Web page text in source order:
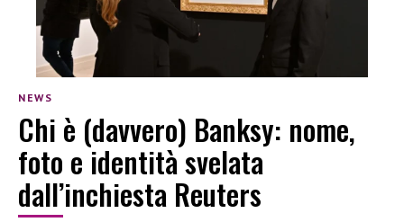
NEWS
Chi è (davvero) Banksy: nome,
foto e identità svelata
dall’inchiesta Reuters